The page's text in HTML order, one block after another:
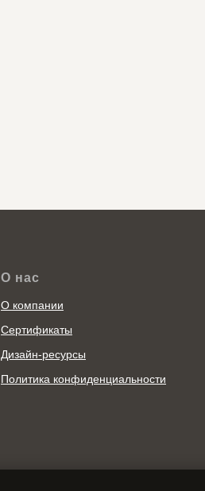
О нас
О компании
Сертификаты
Дизайн-ресурсы
Политика конфиденциальности